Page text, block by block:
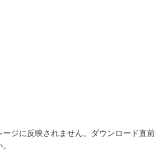
ジに反映されません。ダウンロード直前